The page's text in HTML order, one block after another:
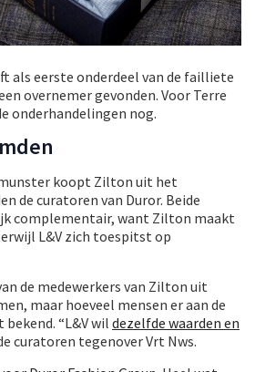
als eerste onderdeel van de failliete
overnemer gevonden. Voor Terre
onderhandelingen nog.
koopt Zilton uit het
de curatoren van Duror. Beide
complementair, want Zilton maakt
L&V zich toespitst op
de medewerkers van Zilton uit
maar hoeveel mensen er aan de
“L&V wil dezelfde waarden en
curatoren tegenover Vrt Nws.